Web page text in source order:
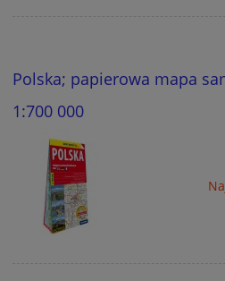
Polska; papierowa mapa
1:700 000